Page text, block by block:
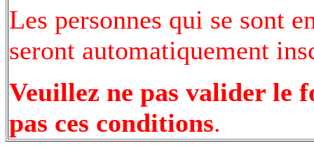
Les personnes qui se sont
seront automatiquement
Veuillez ne pas valider le
pas ces conditions.